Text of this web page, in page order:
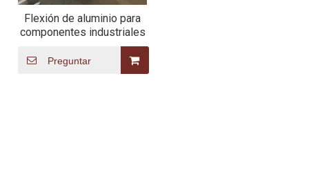
Flexión de aluminio para
componentes industriales
Preguntar